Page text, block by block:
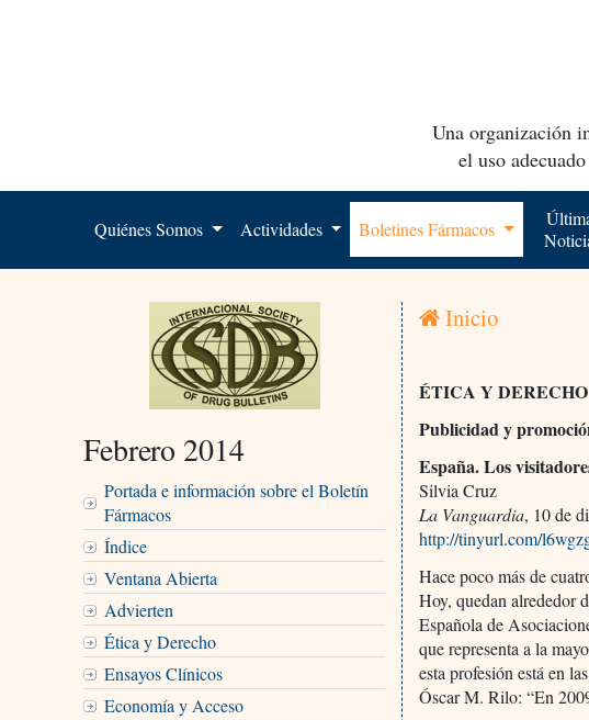
Una organización
el uso
Quiénes Somos Actividades Boletines Fármacos
Febrero 2014
Portada e información sobre el Boletín
Fármacos
Índice
Ventana Abierta
Advierten
Ética y Derecho
Ensayos Clínicos
Economía y Acceso
Inicio
ÉTICA Y DERECHO
Publicidad y
España. Los
Silvia Cruz
La Vanguardia, 10 de
http://tinyurl.com/
Hace poco más de
Hoy, quedan alrededor
Española de
que representa a la
esta profesión está en
Óscar M. Rilo: “En